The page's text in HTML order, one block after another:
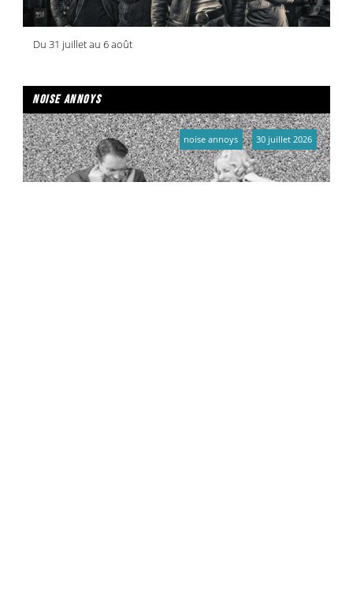
Du 31 juillet au 6 août
noise annoys
noise annoys 30 juillet 2026